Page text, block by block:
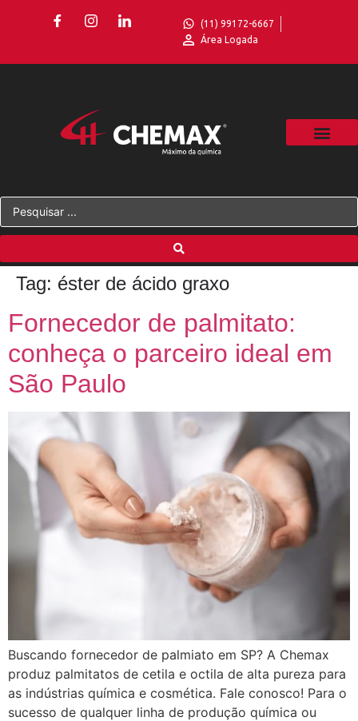
(11) 99172-6667
Área Logada
Tag: éster de ácido graxo
Fornecedor de palmitato:
conheça o parceiro ideal em
São Paulo
Buscando fornecedor de palmiato em SP? A Chemax
produz palmitatos de cetila e octila de alta pureza para
as indústrias química e cosmética. Fale conosco! Para o
sucesso de qualquer linha de produção química ou